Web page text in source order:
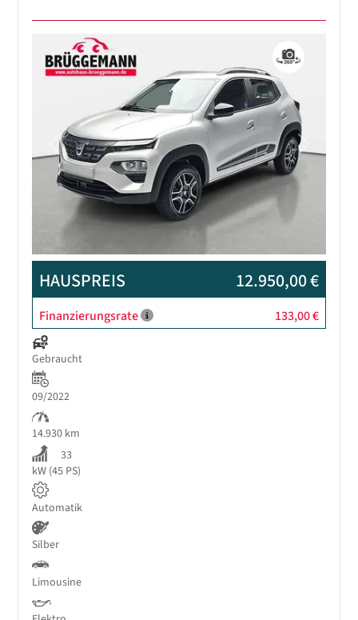
Previous Next
HAUSPREIS 12.950,00 €
Finanzierungsrate 133,00 €
Gebraucht
09/2022
14.930 km
33
kW (45 PS)
Automatik
Silber
Limousine